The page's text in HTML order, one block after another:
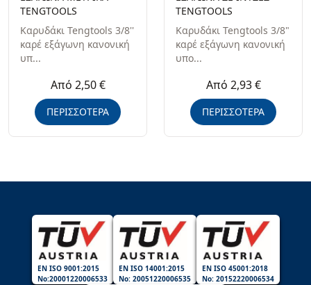
TENGTOOLS
Καρυδάκι Tengtools 3/8''
καρέ εξάγωνη κανονική
υπ...
Από 2,50 €
ΠΕΡΙΣΣΟΤΕΡΑ
TENGTOOLS
Καρυδάκι Tengtools 3/8"
καρέ εξάγωνη κανονική
υπο...
Από 2,93 €
ΠΕΡΙΣΣΟΤΕΡΑ
EN ISO 9001:2015
No:20001220006533
EN ISO 14001:2015
No: 20051220006535
EN ISO 45001:2018
No: 20152220006534